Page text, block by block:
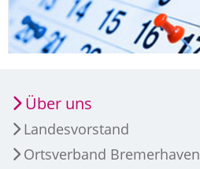
Über uns
Landesvorstand
Ortsverband Bremerhaven